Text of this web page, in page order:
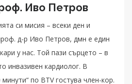
Иво Петров
си мисия – всеки ден и
д-р Иво Петров, дмн е един
у нас. Той пази сърцето – в
инвазивен кардиолог. В
по BTV гостува член-кор.